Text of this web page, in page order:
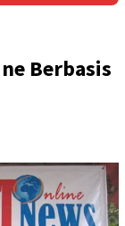
Berbasis